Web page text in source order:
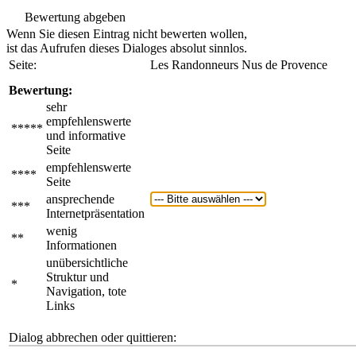
Bewertung abgeben
Wenn Sie diesen Eintrag nicht bewerten wollen,
ist das Aufrufen dieses Dialoges absolut sinnlos.
Seite:
Les Randonneurs Nus de Provence
Bewertung:
*****
sehr
empfehlenswerte
und informative
Seite
****
empfehlenswerte
Seite
***
ansprechende
Internetpräsentation
**
wenig
Informationen
*
unübersichtliche
Struktur und
Navigation, tote
Links
Dialog abbrechen oder quittieren: